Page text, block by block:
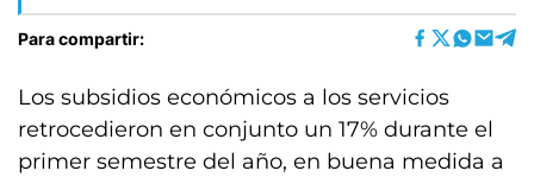
Para compartir:
Los subsidios económicos a los servicios
retrocedieron en conjunto un 17% durante el
primer semestre del año, en buena medida a